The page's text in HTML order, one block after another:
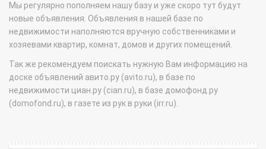
Мы регулярно пополняем нашу базу и уже скоро тут будут
новые объявления. Объявления в нашей базе по
недвижимости наполняются вручную собственниками и
хозяевами квартир, комнат, домов и других помещений.
Так же рекомендуем поискать нужную Вам информацию на
доске объявлений авито.ру (avito.ru), в базе по
недвижимости циан.ру (cian.ru), в базе домофонд.ру
(domofond.ru), в газете из рук в руки (irr.ru).